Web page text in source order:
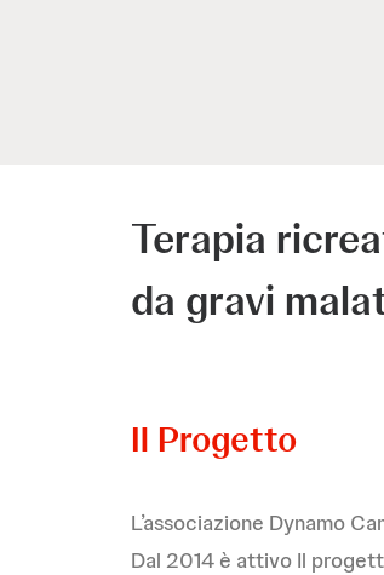
Terapia
da gravi
Il Progetto
L’associazione Dynamo
Dal 2014 è attivo Il